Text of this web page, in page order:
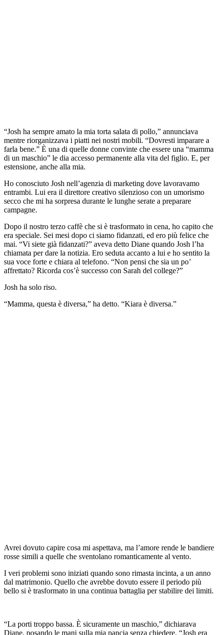
“Josh ha sempre amato la mia torta salata di pollo,” annunciava
mentre riorganizzava i piatti nei nostri mobili. “Dovresti imparare a
farla bene.” È una di quelle donne convinte che essere una “mamma
di un maschio” le dia accesso permanente alla vita del figlio. E, per
estensione, anche alla mia.
Ho conosciuto Josh nell’agenzia di marketing dove lavoravamo
entrambi. Lui era il direttore creativo silenzioso con un umorismo
secco che mi ha sorpresa durante le lunghe serate a preparare
campagne.
Dopo il nostro terzo caffè che si è trasformato in cena, ho capito che
era speciale. Sei mesi dopo ci siamo fidanzati, ed ero più felice che
mai. “Vi siete già fidanzati?” aveva detto Diane quando Josh l’ha
chiamata per dare la notizia. Ero seduta accanto a lui e ho sentito la
sua voce forte e chiara al telefono. “Non pensi che sia un po’
affrettato? Ricorda cos’è successo con Sarah del college?”
Josh ha solo riso.
“Mamma, questa è diversa,” ha detto. “Kiara è diversa.”
Avrei dovuto capire cosa mi aspettava, ma l’amore rende le bandiere
rosse simili a quelle che sventolano romanticamente al vento.
I veri problemi sono iniziati quando sono rimasta incinta, a un anno
dal matrimonio. Quello che avrebbe dovuto essere il periodo più
bello si è trasformato in una continua battaglia per stabilire dei limiti.
“La porti troppo bassa. È sicuramente un maschio,” dichiarava
Diane, posando le mani sulla mia pancia senza chiedere. “Josh era